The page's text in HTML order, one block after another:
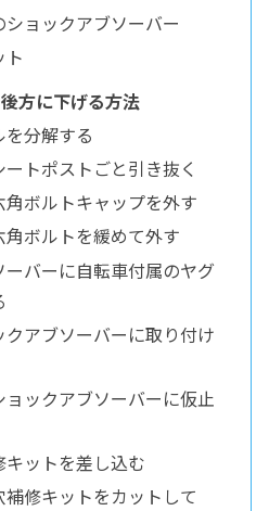
ョックアブソーバー
ト
方に下げる方法
分解する
トポストごと引き抜く
角ボルトキャップを外す
角ボルトを緩めて外す
ーバーに自転車付属のヤグ
アブソーバーに取り付け
ョックアブソーバーに仮止
キットを差し込む
補修キットをカットして